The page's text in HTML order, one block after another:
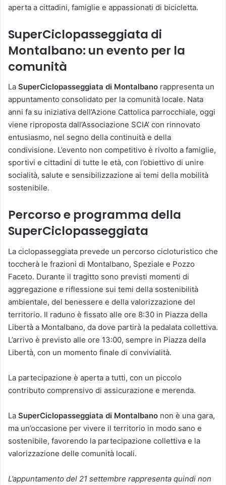
aperta a cittadini, famiglie e appassionati di bicicletta.
SuperCiclopasseggiata di
Montalbano: un evento per la
comunità
La SuperCiclopasseggiata di Montalbano rappresenta un
appuntamento consolidato per la comunità locale. Nata
anni fa su iniziativa dell’Azione Cattolica parrocchiale, oggi
viene riproposta dall’Associazione SCIA’ con rinnovato
entusiasmo, nel segno della continuità e della
condivisione. L’evento non competitivo è rivolto a famiglie,
sportivi e cittadini di tutte le età, con l’obiettivo di unire
socialità, salute e sensibilizzazione ai temi della mobilità
sostenibile.
Percorso e programma della
SuperCiclopasseggiata
La ciclopasseggiata prevede un percorso cicloturistico che
toccherà le frazioni di Montalbano, Speziale e Pozzo
Faceto. Durante il tragitto sono previsti momenti di
aggregazione e riflessione sui temi della sostenibilità
ambientale, del benessere e della valorizzazione del
territorio. Il raduno è fissato alle ore 8:30 in Piazza della
Libertà a Montalbano, da dove partirà la pedalata collettiva.
L’arrivo è previsto alle ore 13:00, sempre in Piazza della
Libertà, con un momento finale di convivialità.
La partecipazione è aperta a tutti, con un piccolo
contributo comprensivo di assicurazione e merenda.
La SuperCiclopasseggiata di Montalbano non è una gara,
ma un’occasione per vivere il territorio in modo sano e
sostenibile, favorendo la partecipazione collettiva e la
valorizzazione delle comunità locali.
L’appuntamento del 21 settembre rappresenta quindi non